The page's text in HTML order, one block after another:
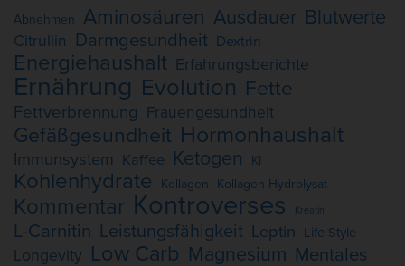
Abnehmen Aminosäuren Ausdauer Blutwerte
Citrullin Darmgesundheit Dextrin
Energiehaushalt Erfahrungsberichte
Ernährung Evolution Fette
Fettverbrennung Frauengesundheit
Gefäßgesundheit Hormonhaushalt
Immunsystem Kaffee Ketogen KI
Kohlenhydrate Kollagen Kollagen Hydrolysat
Kommentar Kontroverses Kreatin
L-Carnitin Leistungsfähigkeit Leptin Life Style
Longevity Low Carb Magnesium Mentales